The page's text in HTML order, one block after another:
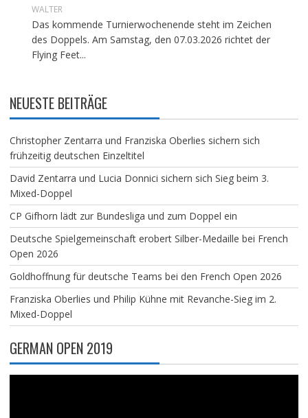
WALTER
Das kommende Turnierwochenende steht im Zeichen
des Doppels. Am Samstag, den 07.03.2026 richtet der
Flying Feet...
NEUESTE BEITRÄGE
Christopher Zentarra und Franziska Oberlies sichern sich
frühzeitig deutschen Einzeltitel
David Zentarra und Lucia Donnici sichern sich Sieg beim 3.
Mixed-Doppel
CP Gifhorn lädt zur Bundesliga und zum Doppel ein
Deutsche Spielgemeinschaft erobert Silber-Medaille bei French
Open 2026
Goldhoffnung für deutsche Teams bei den French Open 2026
Franziska Oberlies und Philip Kühne mit Revanche-Sieg im 2.
Mixed-Doppel
GERMAN OPEN 2019